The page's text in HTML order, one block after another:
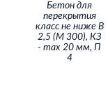
Бетон для
перекрытия
класс не ниже В
2,5 (М 300), КЗ
- max 20 мм, П
4